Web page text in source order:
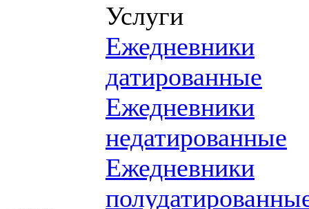
Услуги
Ежедневники
датированные
Ежедневники
недатированные
Ежедневники